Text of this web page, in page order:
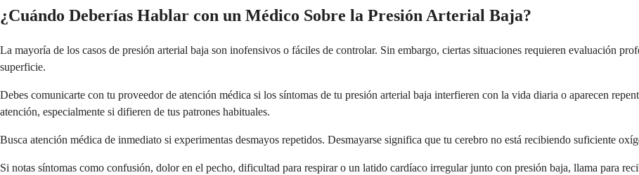
¿Cuándo Deberías Hablar con un Médico Sobre la Presión Arterial Baja?
La mayoría de los casos de presión arterial baja son inofensivos o fáciles de controlar. Sin embargo, ciertas situaciones requieren evaluación
superficie.
Debes comunicarte con tu proveedor de atención médica si los síntomas de tu presión arterial baja interfieren con la vida diaria o aparecen
atención, especialmente si difieren de tus patrones habituales.
Busca atención médica de inmediato si experimentas desmayos repetidos. Desmayarse significa que tu cerebro no está recibiendo suficiente
Si notas síntomas como confusión, dolor en el pecho, dificultad para respirar o un latido cardíaco irregular junto con presión baja, llama para